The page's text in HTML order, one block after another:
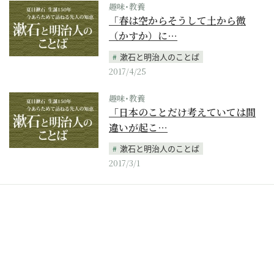
趣味･教養
「春は空からそうして土から微
（かすか）に…
漱石と明治人のことば
2017/4/25
趣味･教養
「日本のことだけ考えていては間
違いが起こ…
漱石と明治人のことば
2017/3/1